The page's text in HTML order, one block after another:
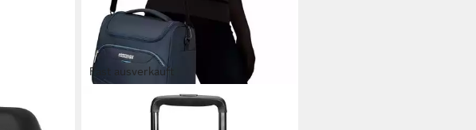
Fast ausverkauft
AMERICAN TOURISTER®
Beautycase SUMMERRIDE,